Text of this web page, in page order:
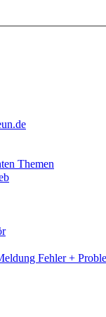
Themen
Fehler +